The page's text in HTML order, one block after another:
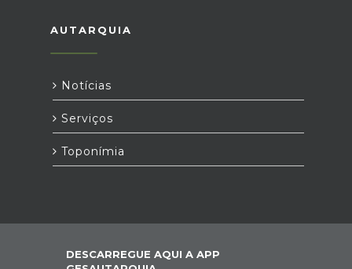
AUTARQUIA
Notícias
Serviços
Toponímia
DESCARREGUE AQUI A APP